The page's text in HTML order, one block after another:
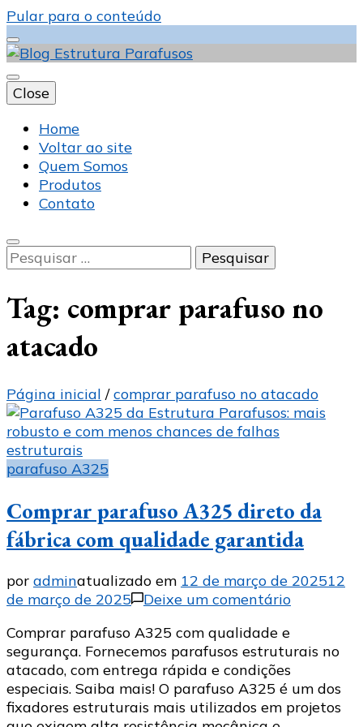
Pular para o conteúdo
Blog Estrutura
Parafusos
Close
Home
Voltar ao site
Quem Somos
Produtos
Contato
Pesquisar
por:
Tag: comprar parafuso no
atacado
Página inicial / comprar parafuso no atacado
parafuso A325
Comprar parafuso A325 direto da
fábrica com qualidade garantida
por adminatualizado em 12 de março de 202512
de março de 2025
Deixe um comentárioem
A325
direto
da
fábrica
Comprar parafuso A325 com qualidade e
segurança. Fornecemos parafusos estruturais no
atacado, com entrega rápida e condições
especiais. Saiba mais! O parafuso A325 é um dos
fixadores estruturais mais utilizados em projetos